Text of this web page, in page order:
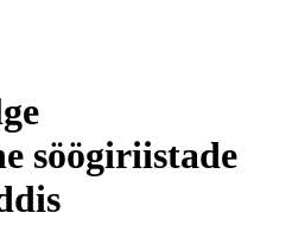
söögiriistade